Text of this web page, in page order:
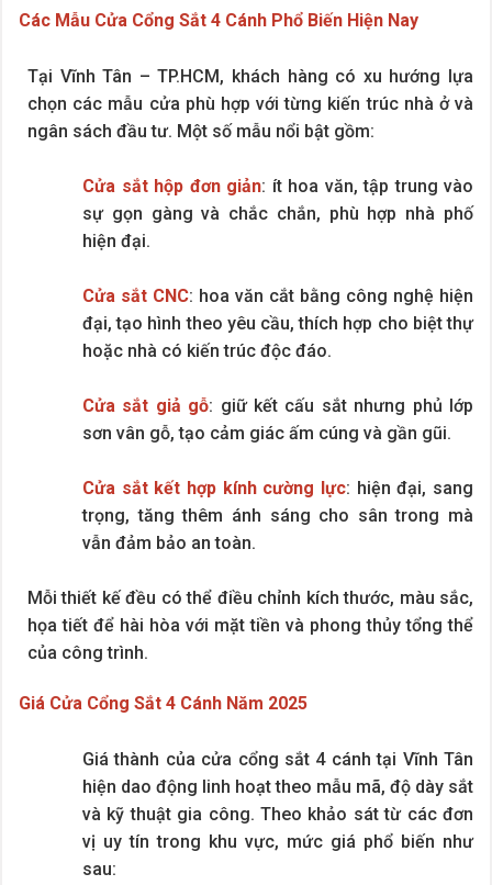
Các Mẫu Cửa Cổng Sắt 4 Cánh Phổ Biến Hiện Nay
Tại Vĩnh Tân – TP.HCM, khách hàng có xu hướng lựa
chọn các mẫu cửa phù hợp với từng kiến trúc nhà ở và
ngân sách đầu tư. Một số mẫu nổi bật gồm:
Cửa sắt hộp đơn giản: ít hoa văn, tập trung vào
sự gọn gàng và chắc chắn, phù hợp nhà phố
hiện đại.
Cửa sắt CNC: hoa văn cắt bằng công nghệ hiện
đại, tạo hình theo yêu cầu, thích hợp cho biệt thự
hoặc nhà có kiến trúc độc đáo.
Cửa sắt giả gỗ: giữ kết cấu sắt nhưng phủ lớp
sơn vân gỗ, tạo cảm giác ấm cúng và gần gũi.
Cửa sắt kết hợp kính cường lực: hiện đại, sang
trọng, tăng thêm ánh sáng cho sân trong mà
vẫn đảm bảo an toàn.
Mỗi thiết kế đều có thể điều chỉnh kích thước, màu sắc,
họa tiết để hài hòa với mặt tiền và phong thủy tổng thể
của công trình.
Giá Cửa Cổng Sắt 4 Cánh Năm 2025
Giá thành của cửa cổng sắt 4 cánh tại Vĩnh Tân
hiện dao động linh hoạt theo mẫu mã, độ dày sắt
và kỹ thuật gia công. Theo khảo sát từ các đơn
vị uy tín trong khu vực, mức giá phổ biến như
sau: